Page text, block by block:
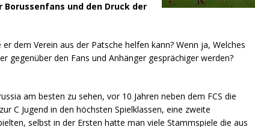
und den Druck der
dem Verein aus der Patsche helfen kann? Wenn ja, Welches
gegenüber den Fans und Anhänger gesprächiger werden?
am besten zu sehen, vor 10 Jahren neben dem FCS die
C Jugend in den höchsten Spielklassen, eine zweite
selbst in der Ersten hatte man viele Stammspiele die aus